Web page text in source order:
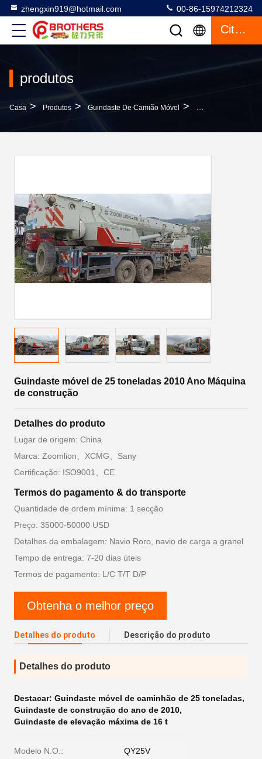
zhengxin919@hotmail.com 00-86-15974212324
Citações
produtos
Casa > Produtos > Guindaste De Camião Móvel > Guindaste Móvel
Guindaste móvel de 25 toneladas 2010 Ano Máquina
de construção
Detalhes do produto
Lugar de origem: China
Marca: Zoomlion、XCMG、Sany
Certificação: ISO9001、CE
Termos do pagamento & do transporte
Quantidade de ordem mínima: 1 secção
Preço: 35000-50000 USD
Detalhes da embalagem: Navio Roro, navio de carga a granel
Tempo de entrega: 7-20 dias úteis
Termos de pagamento: L/C T/T D/P
Obtenha o melhor preço
Detalhes do produto Descrição do produto
Detalhes do produto
Destacar: Guindaste móvel de caminhão de 25 toneladas,
Guindaste de construção do ano de 2010,
Guindaste de elevação máxima de 16 t
Modelo N.O.: QY25V